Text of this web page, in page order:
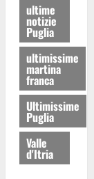
ultime
notizie
Puglia
ultimissime
martina
franca
Ultimissime
Puglia
Valle
d'Itria